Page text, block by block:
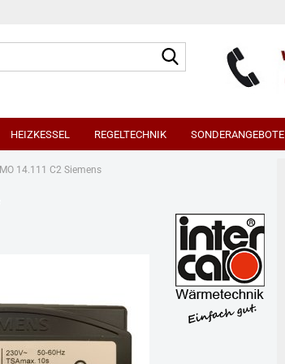
HEIZKESSEL REGELTECHNIK SONDERANGEBOTE
14.111 C2 Siemens